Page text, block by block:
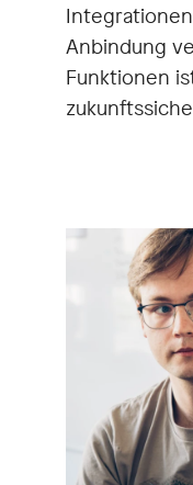
Anbindung
Funktionen